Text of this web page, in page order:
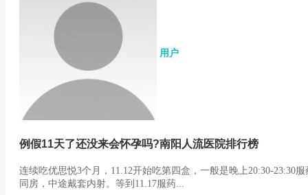
用户
例假11天了还没来会怀孕吗?南阳人流医院排行榜
连续吃优思悦3个月，11.12开始吃第四盒，一般是晚上20:30-23:30
同房，中途戴套内射。等到11.17服药...